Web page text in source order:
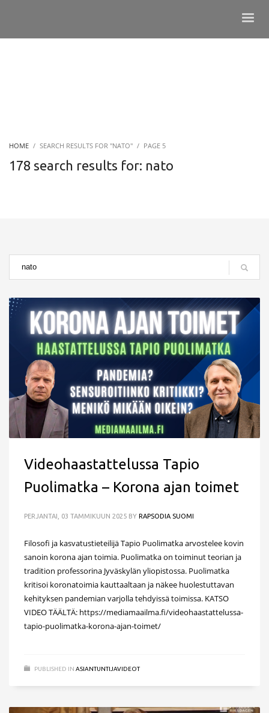
HOME SEARCH RESULTS FOR "NATO" PAGE 5
178 search results for: nato
Videohaastattelussa Tapio
Puolimatka – Korona ajan toimet
PERJANTAI, 03 TAMMIKUUN 2025 BY RAPSODIA SUOMI
Filosofi ja kasvatustieteilijä Tapio Puolimatka arvostelee kovin
sanoin korona ajan toimia. Puolimatka on toiminut teorian ja
tradition professorina Jyväskylän yliopistossa. Puolimatka
kritisoi koronatoimia kauttaaltaan ja näkee huolestuttavan
kehityksen pandemian varjolla tehdyissä toimissa. KATSO
VIDEO TÄÄLTÄ: https://mediamaailma.fi/videohaastattelussa-
tapio-puolimatka-korona-ajan-toimet/
PUBLISHED IN ASIANTUNTIJAVIDEOT